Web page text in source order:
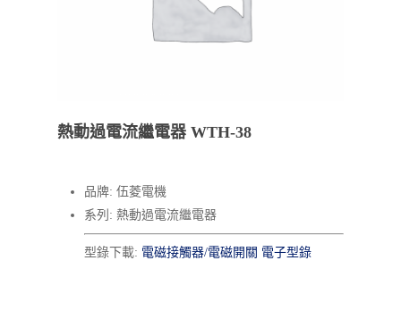
熱動過電流繼電器 WTH-38
品牌: 伍菱電機
系列: 熱動過電流繼電器
型錄下載: 電磁接觸器/電磁開關 電子型錄